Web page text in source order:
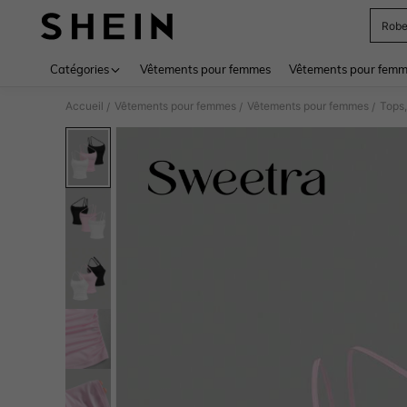
Robe
Catégories Vêtements pour femmes Vêtements pour
Accueil / Vêtements pour femmes / Vêtements pour femmes /